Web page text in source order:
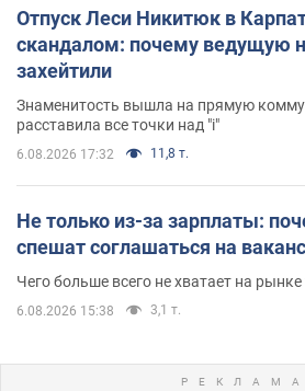
Отпуск Леси Никитюк в
скандалом: почему ведущую
захейтили
Знаменитость вышла на прямую
расставила все точки над "i"
6.08.2026 17:32 11,8 т.
Не только из-за зарплаты:
спешат соглашаться на
Чего больше всего не хватает на рынке
6.08.2026 15:38 3,1 т.